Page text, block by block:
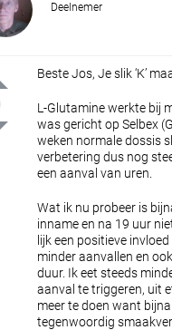
Deelnemer
Beste Jos, Je slik ‘K’
L-Glutamine werkte bij
was gericht op Selbex
weken normale dossis
verbetering dus nog
een aanval van uren.
Wat ik nu probeer is
inname en na 19 uur
lijk een positieve
minder aanvallen en
duur. Ik eet steeds
aanval te triggeren, uit
meer te doen want
tegenwoordig